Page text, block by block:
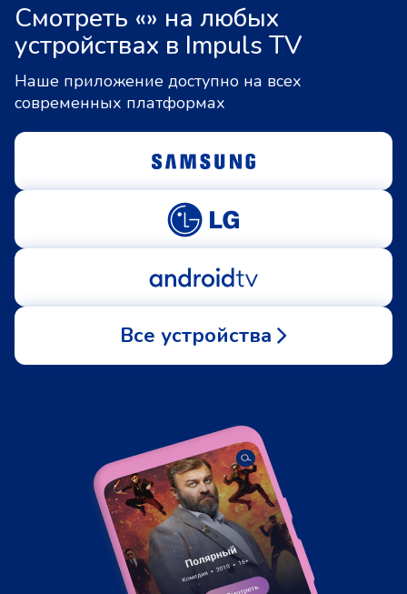
Смотреть «» на любых
устройствах в Impuls TV
Наше приложение доступно на всех
современных платформах
Все устройства